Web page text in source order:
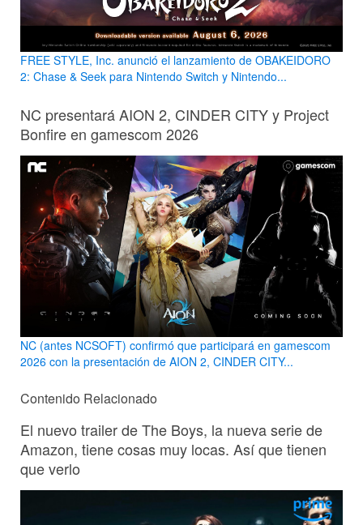
FREE STYLE, Inc. anunció el lanzamiento de OBAKEIDORO
2: Chase & Seek para Nintendo Switch y Nintendo...
NC presentará AION 2, CINDER CITY y Project
Bonfire en gamescom 2026
NC (antes NCSOFT) confirmó que participará en gamescom
2026 con la presentación de AION 2, CINDER CITY...
Contenido Relacionado
El nuevo trailer de The Boys, la nueva serie de
Amazon, tiene cosas muy locas. Así que tienen
que verlo